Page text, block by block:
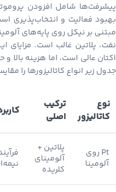
پیشرفت‌ها شامل افزودن
بهبود فعالیت و انتخاب‌پذیری
مبتنی بر نیکل روی پایه‌های
نفت، پلاتین غالب است. مزایای
اکتان عالی است، اما هزینه
جدول زیر انواع کاتالیزورها را
نوع
کاتالیزور
ترکیب
اصلی
Pt روی
آلومینا
پلاتین +
آلومینای
کلریده